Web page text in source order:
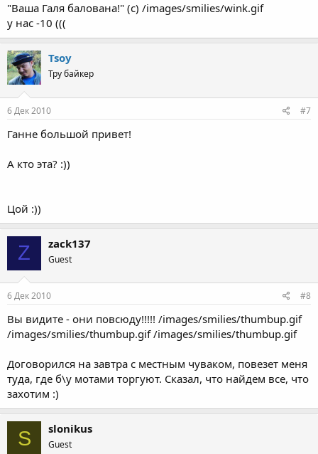
"Ваша Галя балована!" (с) /images/smilies/wink.gif
у нас -10 (((
Tsoy
Тру байкер
6 Дек 2010 #7
Ганне большой привет!
А кто эта? :))
Цой :))
Z zack137
Guest
6 Дек 2010 #8
Вы видите - они повсюду!!!!! /images/smilies/thumbup.gif
/images/smilies/thumbup.gif /images/smilies/thumbup.gif
Договорился на завтра с местным чуваком, повезет меня
туда, где б\у мотами торгуют. Сказал, что найдем все, что
захотим :)
S slonikus
Guest